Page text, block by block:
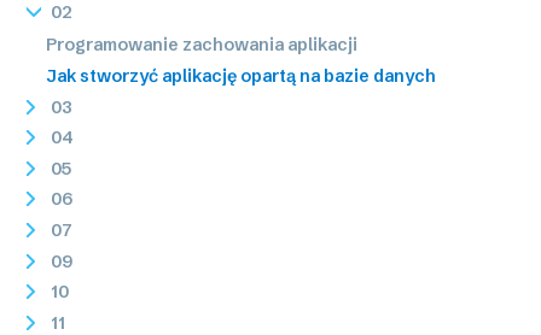
02
Programowanie zachowania aplikacji
Jak stworzyć aplikację opartą na bazie danych
03
04
05
06
07
09
10
11